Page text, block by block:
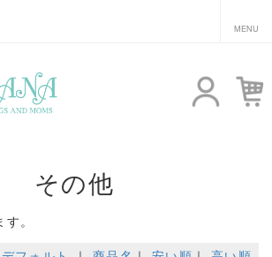
その他
。